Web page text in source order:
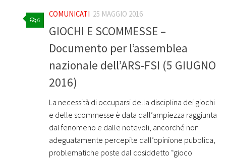
6
COMUNICATI 25 MAGGIO 2016
GIOCHI E SCOMMESSE –
Documento per l’assemblea
nazionale dell’ARS-FSI (5 GIUGNO
2016)
La necessità di occuparsi della disciplina dei giochi
e delle scommesse è data dall’ampiezza raggiunta
dal fenomeno e dalle notevoli, ancorché non
adeguatamente percepite dall’opinione pubblica,
problematiche poste dal cosiddetto “gioco